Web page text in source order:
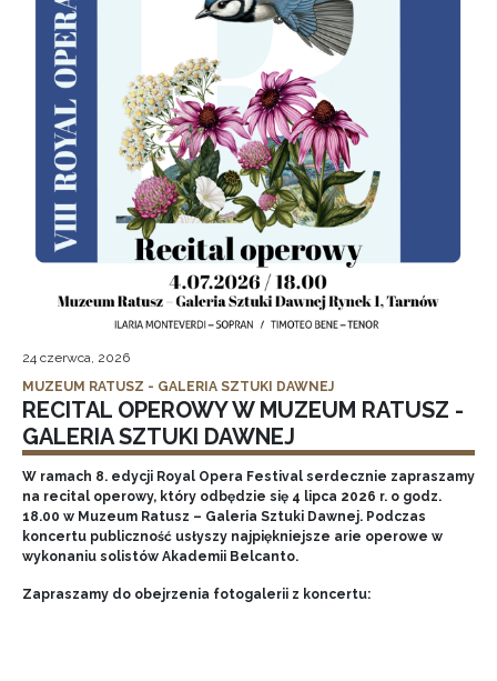
24 czerwca, 2026
MUZEUM RATUSZ - GALERIA SZTUKI DAWNEJ
RECITAL OPEROWY W MUZEUM RATUSZ -
GALERIA SZTUKI DAWNEJ
W ramach 8. edycji Royal Opera Festival serdecznie zapraszamy
na recital operowy, który odbędzie się 4 lipca 2026 r. o godz.
18.00 w Muzeum Ratusz – Galeria Sztuki Dawnej. Podczas
koncertu publiczność usłyszy najpiękniejsze arie operowe w
wykonaniu solistów Akademii Belcanto.
Zapraszamy do obejrzenia fotogalerii z koncertu: